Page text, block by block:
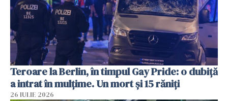
Teroare la Berlin, în timpul Gay Pride: o dubiță
a intrat în mulțime. Un mort și 15 răniți
26 IULIE 2026